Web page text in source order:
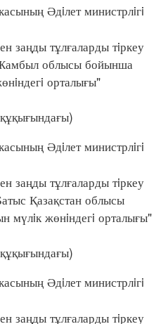
Әдiлет министрлiгi
тұлғаларды тiркеу
облысы бойынша
орталығы"
Әдiлет министрлiгi
тұлғаларды тiркеу
Қазақстан облысы
жөнiндегi орталығы"
Әдiлет министрлiгi
тұлғаларды тiркеу